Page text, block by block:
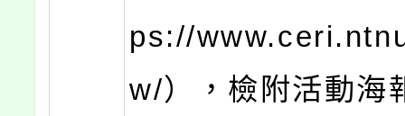
ps://
w/），檢附活動海